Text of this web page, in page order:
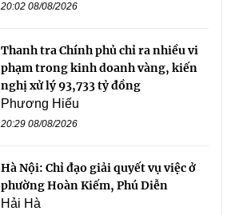
20:02 08/08/2026
Thanh tra Chính phủ chỉ ra nhiều vi
phạm trong kinh doanh vàng, kiến
nghị xử lý 93,733 tỷ đồng
Phương Hiếu
20:29 08/08/2026
Hà Nội: Chỉ đạo giải quyết vụ việc ở
phường Hoàn Kiếm, Phú Diễn
Hải Hà